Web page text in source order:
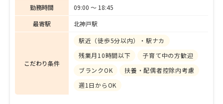
勤務時間
09:00 〜 18:45
最寄駅
北神戸駅
こだわり条件
駅近（徒歩5分以内）・駅ナカ
残業月10時間以下
子育て中の方歓迎
ブランクOK
扶養・配偶者控除内考慮
週1日からOK